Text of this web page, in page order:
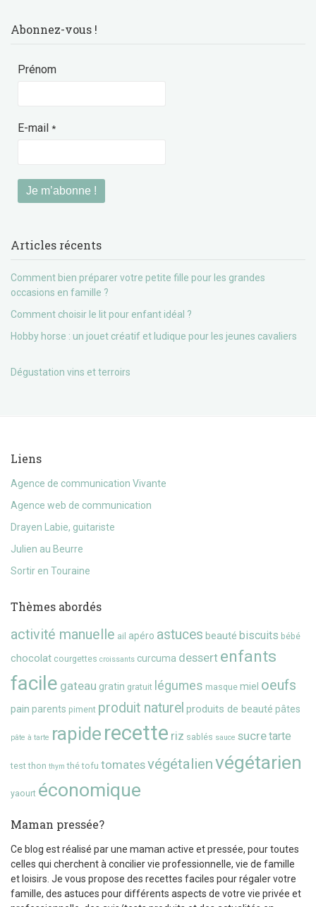
Abonnez-vous !
Prénom
E-mail *
Articles récents
Comment bien préparer votre petite fille pour les grandes
occasions en famille ?
Comment choisir le lit pour enfant idéal ?
Hobby horse : un jouet créatif et ludique pour les jeunes cavaliers
Dégustation vins et terroirs
Liens
Agence de communication Vivante
Agence web de communication
Drayen Labie, guitariste
Julien au Beurre
Sortir en Touraine
Thèmes abordés
activité manuelle ail apéro astuces beauté biscuits bébé
chocolat courgettes croissants curcuma dessert enfants
facile gateau gratin gratuit légumes masque miel oeufs
pain parents piment produit naturel produits de beauté pâtes
pâte à tarte rapide recette riz sablés sauce sucretarte
test thon thym thé tofu tomatesvégétalienvégétarien
yaourt économique
Maman pressée?
Ce blog est réalisé par une maman active et pressée, pour toutes
celles qui cherchent à concilier vie professionnelle, vie de famille
et loisirs. Je vous propose des recettes faciles pour régaler votre
famille, des astuces pour différents aspects de votre vie privée et